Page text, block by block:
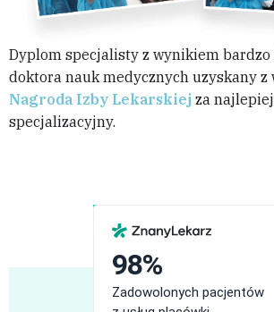
Dyplom specjalisty z wynikiem
doktora nauk medycznych uzyskany z
Nagroda Izby Lekarskiej za
specjalizacyjny.